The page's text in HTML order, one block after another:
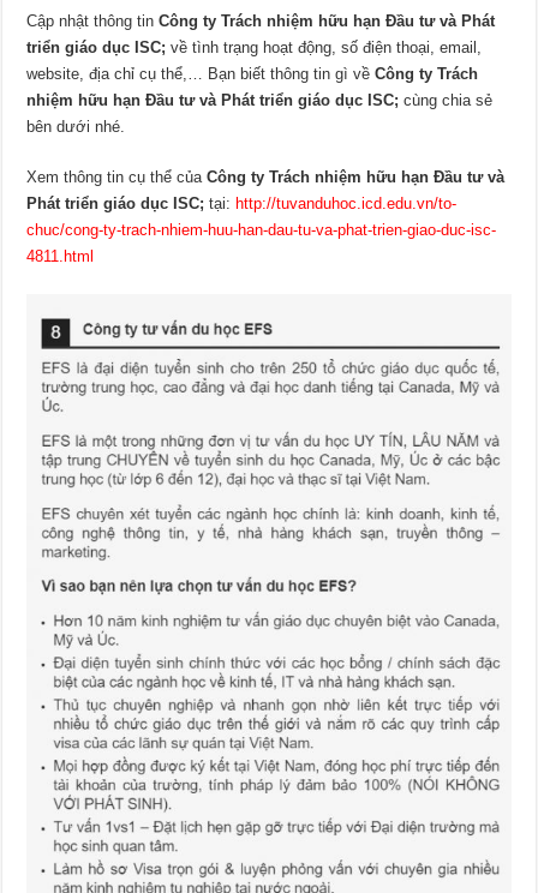
Cập nhật thông tinCông ty Trách nhiệm hữu hạn Đầu tư và Phát
triển giáo dục ISC; về tình trạng hoạt động, số điện thoại, email,
website, địa chỉ cụ thể,… Bạn biết thông tin gì vềCông ty Trách
nhiệm hữu hạn Đầu tư và Phát triển giáo dục ISC; cùng chia sẻ
bên dưới nhé.
Xem thông tin cụ thể củaCông ty Trách nhiệm hữu hạn Đầu tư và
Phát triển giáo dục ISC; tại: http://tuvanduhoc.icd.edu.vn/to-
chuc/cong-ty-trach-nhiem-huu-han-dau-tu-va-phat-trien-giao-duc-isc-
4811.html